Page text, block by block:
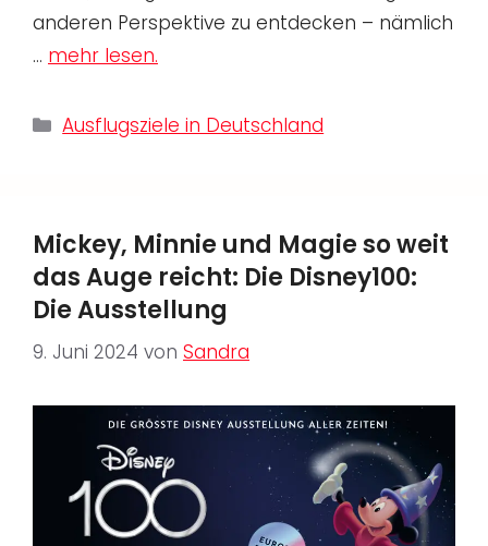
anderen Perspektive zu entdecken – nämlich
… mehr lesen.
Kategorien
Ausflugsziele in Deutschland
Mickey, Minnie und Magie so weit
das Auge reicht: Die Disney100:
Die Ausstellung
9. Juni 2024 von Sandra